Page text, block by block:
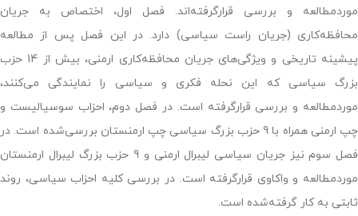
موردمطالعه و بررسی قرارگرفته‌اند. فصل اول، اختصاص به جریان
محافظه‌کاری (جریان راست سیاسی) دارد. در این فصل پس از مطالعه
پیشینه تاریخی و ویژگی‌های جریان محافظه‌کاری ارمنی، بیش از 14 حزب
بزرگ سیاسی که این نحله فکری و سیاسی را نمایندگی می‌کنند،
موردمطالعه و بررسی قرارگرفته است. در فصل دوم، احزاب سوسیالیست و
چپ ارمنی همراه با 9 حزب بزرگ سیاسی چپ ارمنستان بررسی‌شده است. در
فصل سوم نیز جریان سیاسی لیبرال ارمنی و 9 حزب بزرگ لیبرال ارمنستان
موردمطالعه و واکاوی قرارگرفته است. در بررسی کلیه احزاب سیاسی، روند
ثابتی به کار گرفته‌شده است.